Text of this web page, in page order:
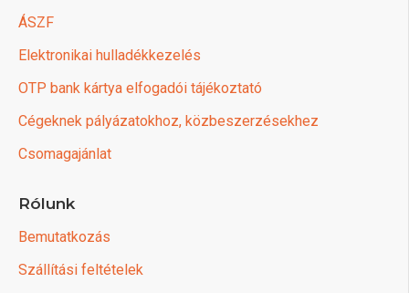
ÁSZF
Elektronikai hulladékkezelés
OTP bank kártya elfogadói tájékoztató
Cégeknek pályázatokhoz, közbeszerzésekhez
Csomagajánlat
Rólunk
Bemutatkozás
Szállítási feltételek